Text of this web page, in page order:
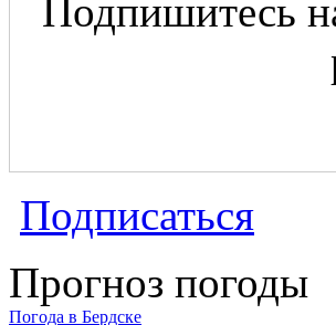
Подпишитесь
Подписаться
Прогноз погоды
Погода в Бердске